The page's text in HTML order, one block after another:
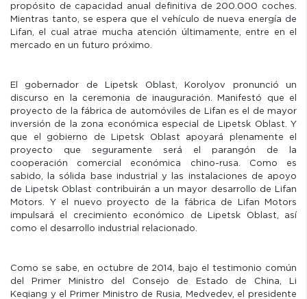
propósito de capacidad anual definitiva de 200.000 coches.
Mientras tanto, se espera que el vehículo de nueva energía de
Lifan, el cual atrae mucha atención últimamente, entre en el
mercado en un futuro próximo.
El gobernador de Lipetsk Oblast, Korolyov pronunció un
discurso en la ceremonia de inauguración. Manifestó que el
proyecto de la fábrica de automóviles de Lifan es el de mayor
inversión de la zona económica especial de Lipetsk Oblast. Y
que el gobierno de Lipetsk Oblast apoyará plenamente el
proyecto que seguramente será el parangón de la
cooperación comercial económica chino-rusa. Como es
sabido, la sólida base industrial y las instalaciones de apoyo
de Lipetsk Oblast contribuirán a un mayor desarrollo de Lifan
Motors. Y el nuevo proyecto de la fábrica de Lifan Motors
impulsará el crecimiento económico de Lipetsk Oblast, así
como el desarrollo industrial relacionado.
Como se sabe, en octubre de 2014, bajo el testimonio común
del Primer Ministro del Consejo de Estado de China, Li
Keqiang y el Primer Ministro de Rusia, Medvedev, el presidente